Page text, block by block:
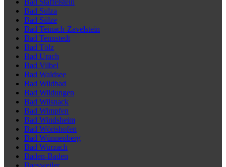
Bad Staffelstein
Bad Sulza
Bad Sülze
Bad Teinach-Zavelstein
Bad Tennstedt
Bad Tölz
Bad Urach
Bad Vilbel
Bad Waldsee
Bad Wildbad
Bad Wildungen
Bad Wilsnack
Bad Wimpfen
Bad Windsheim
Bad Wörishofen
Bad Wünnenberg
Bad Wurzach
Baden-Baden